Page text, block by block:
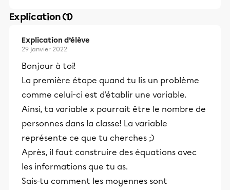
Explication (1)
Explication d’élève
29 janvier 2022
Bonjour à toi!
La première étape quand tu lis un problème
comme celui-ci est d'établir une variable.
Ainsi, ta variable x pourrait être le nombre de
personnes dans la classe! La variable
représente ce que tu cherches ;)
Après, il faut construire des équations avec
les informations que tu as.
Sais-tu comment les moyennes sont